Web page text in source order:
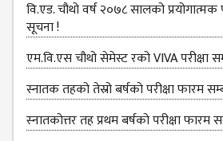
SEMESTERS
MANAGEMENT
(MBS)
MBS FIRST
SEMESTERS
वि.एड. चौथो वर्ष २०७८ सालको प्रयोगात्मक
सूचना !
एम.वि.एस चौथो सेमेस्ट रको VIVA परीक्षा
स्नातक तहको तेस्रो बर्षको परीक्षा फारम
स्‍नातकोत्तर तह प्रथम बर्षको परीक्षा फारम